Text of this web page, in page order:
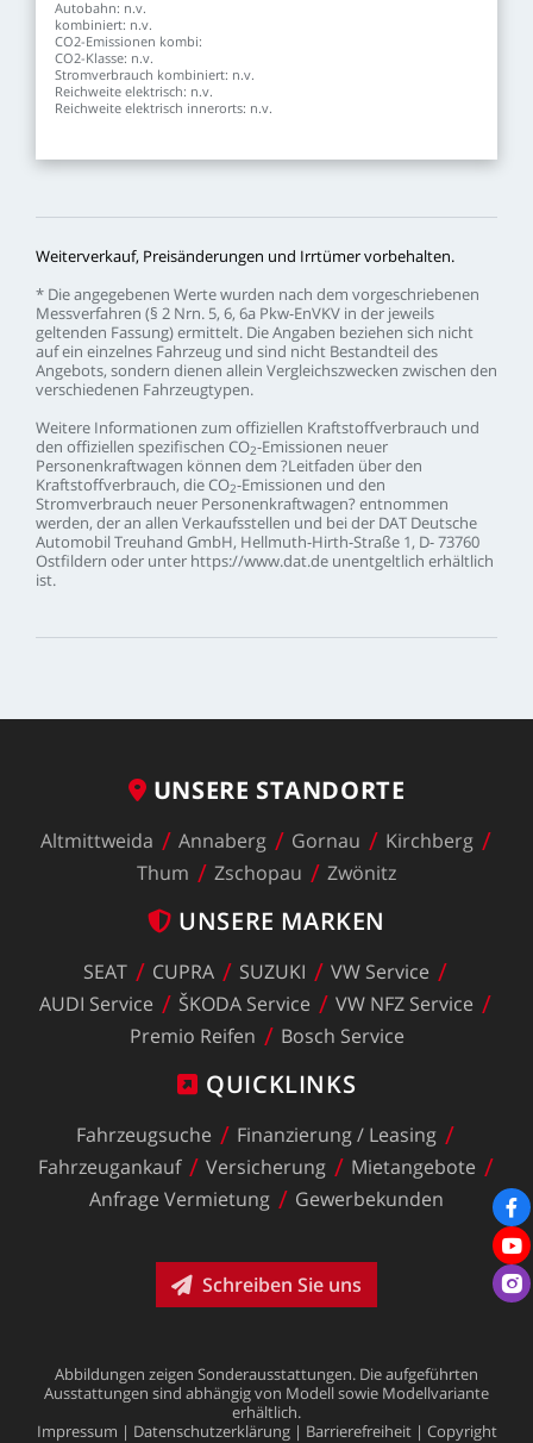
Autobahn: n.v.
kombiniert: n.v.
CO2-Emissionen kombi:
CO2-Klasse: n.v.
Stromverbrauch kombiniert: n.v.
Reichweite elektrisch: n.v.
Reichweite elektrisch innerorts: n.v.
Weiterverkauf, Preisänderungen und Irrtümervorbehalten.
* Dieangegebenen Wertewurden nach dem vorgeschriebenen
Messverfahren (§ 2 Nrn. 5, 6, 6a Pkw-EnVKV in der jeweils
geltenden Fassung)ermittelt. DieAngaben beziehen sich nicht
aufein einzelnes Fahrzeug und sind nicht Bestandteildes
Angebots, sondern dienen allein Vergleichszwecken zwischen den
verschiedenen Fahrzeugtypen.
Weitere Informationen zum offiziellen Kraftstoffverbrauch und
den offiziellen spezifischen CO2-Emissionen neuer
Personenkraftwagen können dem ?Leitfaden überden
Kraftstoffverbrauch, dieCO2-Emissionen und den
Stromverbrauch neuer Personenkraftwagen? entnommen
werden, deran allen Verkaufsstellen und beider DAT Deutsche
AutomobilTreuhand GmbH, Hellmuth-Hirth-Straße 1, D-73760
Ostfildern oder unter https://www.dat.de unentgeltlich erhältlich
ist.
UNSERE STANDORTE
Altmittweida Annaberg Gornau
Kirchberg
Thum
Zschopau Zwönitz
UNSERE MARKEN
SEAT CUPRA SUZUKI VW Service
AUDI Service ŠKODA Service VW NFZ Service
Premio Reifen Bosch Service
QUICKLINKS
Fahrzeugsuche Finanzierung/ Leasing
Fahrzeugankauf
Versicherung
Mietangebote
Anfrage Vermietung Gewerbekunden
Schreiben Sie uns
Abbildungen zeigen Sonderausstattungen. Dieaufgeführten
Ausstattungen sind abhängigvon Modellsowie Modellvariante
erhältlich.
Impressum | Datenschutzerklärung | Barrierefreiheit | Copyright